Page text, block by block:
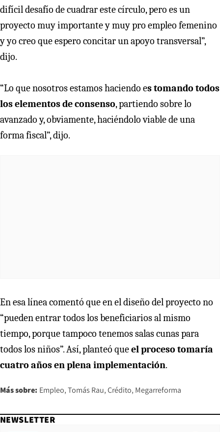
difícil desafío de cuadrar este círculo, pero es un
proyecto muy importante y muy pro empleo femenino
y yo creo que espero concitar un apoyo transversal”,
dijo.
“Lo que nosotros estamos haciendo es tomando todos
los elementos de consenso, partiendo sobre lo
avanzado y, obviamente, haciéndolo viable de una
forma fiscal”, dijo.
En esa línea comentó que en el diseño del proyecto no
“pueden entrar todos los beneficiarios al mismo
tiempo, porque tampoco tenemos salas cunas para
todos los niños”. Así, planteó queel proceso tomaría
cuatro años en plena implementación.
Más sobre: Empleo Tomás Rau Crédito Megarreforma
NEWSLETTER